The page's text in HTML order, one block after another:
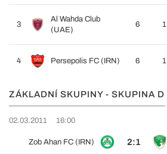
3
Al Wahda Club
(UAE)
6 1
4 Persepolis FC (IRN) 6 1
ZÁKLADNÍ SKUPINY - SKUPINA D
02.03.2011 16:00
Zob Ahan FC (IRN) 2:1